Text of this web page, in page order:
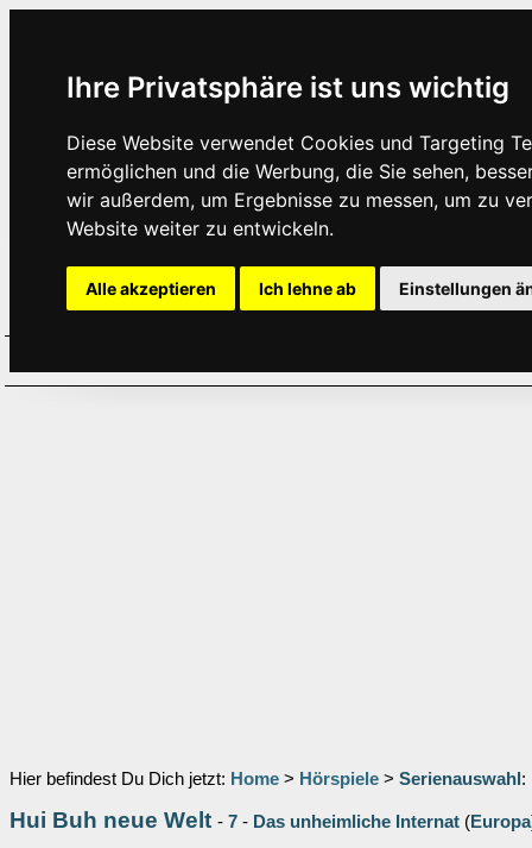
Ihre Privatsphäre ist uns wichtig
Diese Website verwendet Cookies und Targeting
ermöglichen und die Werbung, die Sie sehen,
wir außerdem, um Ergebnisse zu messen, um zu
Website weiter zu entwickeln.
Alle akzeptieren Ich lehne ab Einstellungen
Hier befindest Du Dich jetzt: Home > Hörspiele > Serienauswahl :
Hui Buh neue Welt - 7 - Das unheimliche Internat (Europa